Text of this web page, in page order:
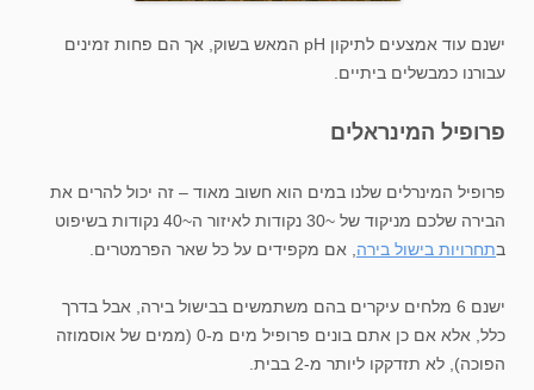
ישנם עוד אמצעים לתיקון pH המאש בשוק, אך הם פחות זמינים
עבורנו כמבשלים ביתיים.
פרופיל המינראלים
פרופיל המינרלים שלנו במים הוא חשוב מאוד – זה יכול להרים את
הבירה שלכם מניקוד של ~30 נקודות לאיזור ה~40 נקודות בשיפוט
בתחרויות בישול בירה , אם מקפידים על כל שאר הפרמטרים.
ישנם 6 מלחים עיקרים בהם משתמשים בבישול בירה, אבל בדרך
כלל, אלא אם כן אתם בונים פרופיל מים מ-0 (ממים של אוסמוזה
הפוכה), לא תזדקקו ליותר מ-2 בבית.